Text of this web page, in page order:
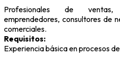
Profesionales de ventas,
emprendedores, consultores de
comerciales.
Requisitos:
Experiencia básica en procesos